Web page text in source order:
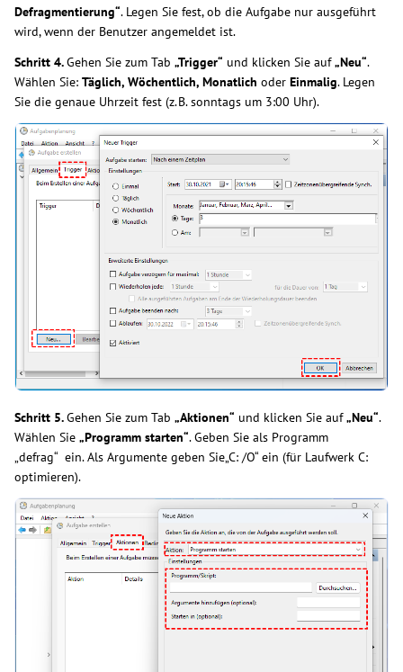
Defragmentierung“. Legen Sie fest, ob die Aufgabe nur ausgeführt
wird, wenn der Benutzer angemeldet ist.
Schritt 4.Gehen Sie zum Tab „Trigger“ und klicken Sie auf„Neu“.
Wählen Sie: Täglich, Wöchentlich, Monatlich oder Einmalig. Legen
Sie die genaue Uhrzeit fest (z. B. sonntags um 3:00 Uhr).
Schritt 5.Gehen Sie zum Tab „Aktionen“ und klicken Sie auf„Neu“.
Wählen Sie „Programm starten“. Geben Sie als Programm
„defrag“ ein. Als Argumente geben Sie„C: /O“ ein (für Laufwerk C:
optimieren).